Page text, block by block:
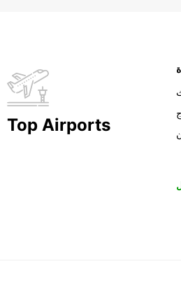
Top Airports